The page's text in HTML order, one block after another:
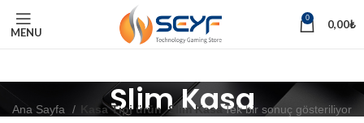
MENU
0 0,00₺
Slim Kasa
Ana Sayfa Kasa Tipi ürün Slim KasaTek bir sonuç gösteriliyor